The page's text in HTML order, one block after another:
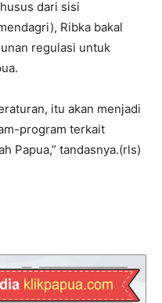
dari sisi
Ribka bakal
regulasi untuk
itu akan menjadi
program terkait
Papua,” tandasnya.(rls)